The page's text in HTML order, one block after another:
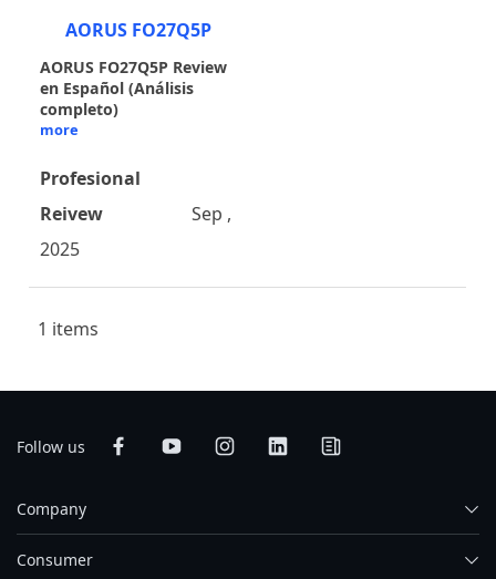
AORUS FO27Q5P
AORUS FO27Q5P Review
en Español (Análisis
completo)
more
Profesional
Reivew
Sep ,
2025
1 items
Follow us
Company
Consumer